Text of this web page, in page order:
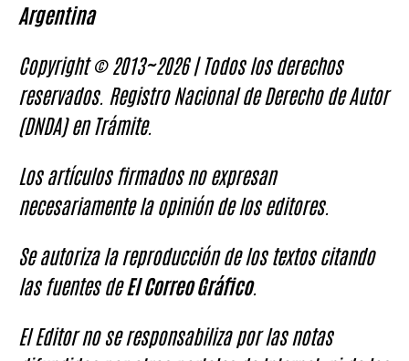
Argentina
Copyright © 2013~2026 | Todos los derechos
reservados. Registro Nacional de Derecho de Autor
(DNDA) en Trámite.
Los artículos firmados no expresan
necesariamente la opinión de los editores.
Se autoriza la reproducción de los textos citando
las fuentes deEl Correo Gráfico.
El Editor no se responsabiliza por las notas